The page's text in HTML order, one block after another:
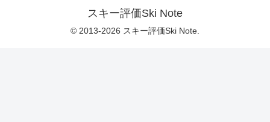
スキー評価Ski Note
© 2013-2026 スキー評価Ski Note.